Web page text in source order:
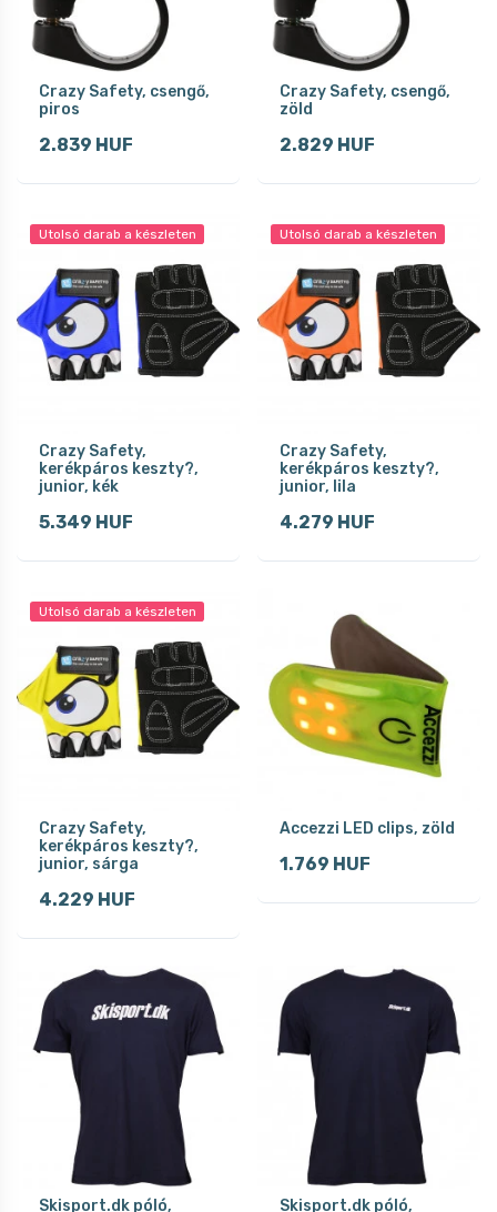
Crazy Safety, csengő,
piros
2.839 HUF
Crazy Safety, csengő,
zöld
2.829 HUF
Utolsó darab a készleten
Crazy Safety,
kerékpáros keszty?,
junior, kék
5.349 HUF
Utolsó darab a készleten
Crazy Safety,
kerékpáros keszty?,
junior, lila
4.279 HUF
Utolsó darab a készleten
Crazy Safety,
kerékpáros keszty?,
junior, sárga
4.229 HUF
Accezzi LED clips, zöld
1.769 HUF
Skisport.dk póló, Skisport.dk póló,